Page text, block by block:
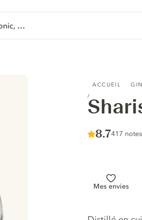
…
ACCUEIL
Score :
8.7/ 10
417 notes
Mes envies